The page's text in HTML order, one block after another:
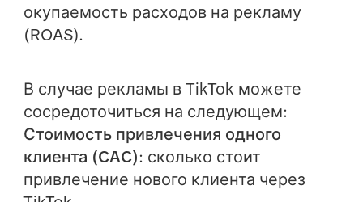
окупаемость расходов на рекламу
(ROAS).
В случае рекламы в TikTok можете
сосредоточиться на следующем:
Стоимость привлечения одного
клиента (CAC): сколько стоит
привлечение нового клиента через